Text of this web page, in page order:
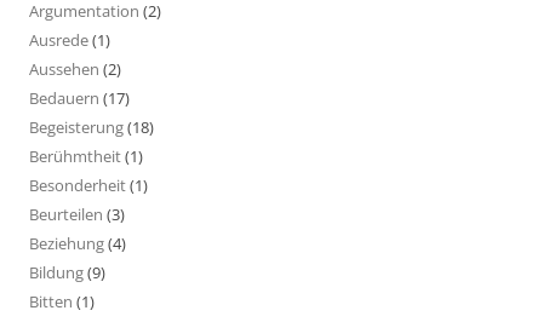
Argumentation (2)
Ausrede(1)
Aussehen (2)
Bedauern (17)
Begeisterung(18)
Berühmtheit(1)
Besonderheit(1)
Beurteilen (3)
Beziehung(4)
Bildung(9)
Bitten (1)